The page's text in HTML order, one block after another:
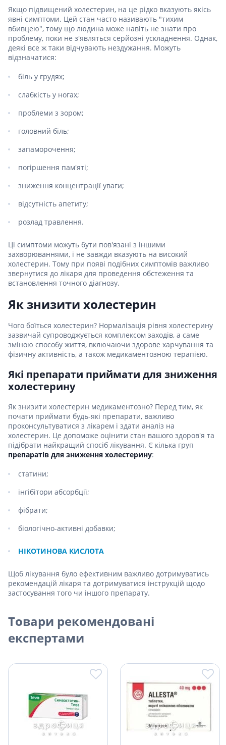
Якщо підвищений холестерин, на це рідко вказують якісь
явні симптоми. Цей стан часто називають "тихим
вбивцею", тому що людина може навіть не знати про
проблему, поки не з'являться серйозні ускладнення. Однак,
деякі все ж таки відчувають нездужання. Можуть
відзначатися:
біль у грудях;
слабкість у ногах;
проблеми з зором;
головний біль;
запаморочення;
погіршення пам'яті;
зниження концентрації уваги;
відсутність апетиту;
розлад травлення.
Ці симптоми можуть бути пов'язані з іншими
захворюваннями, і не завжди вказують на високий
холестерин. Тому при появі подібних симптомів важливо
звернутися до лікаря для проведення обстеження та
встановлення точного діагнозу.
Як знизити холестерин
Чого боїться холестерин? Нормалізація рівня холестерину
зазвичай супроводжується комплексом заходів, а саме
зміною способу життя, включаючи здорове харчування та
фізичну активність, а також медикаментозною терапією.
Які препарати приймати для зниження
холестерину
Як знизити холестерин медикаментозно? Перед тим, як
почати приймати будь-які препарати, важливо
проконсультуватися з лікарем і здати аналіз на
холестерин. Це допоможе оцінити стан вашого здоров'я та
підібрати найкращий спосіб лікування. Є кілька груп
препаратів для зниження холестерину:
статини;
інгібітори абсорбції;
фібрати;
біологічно-активні добавки;
НІКОТИНОВА КИСЛОТА
Щоб лікування було ефективним важливо дотримуватись
рекомендацій лікаря та дотримуватися інструкцій щодо
застосування того чи іншого препарату.
Товари рекомендовані
експертами